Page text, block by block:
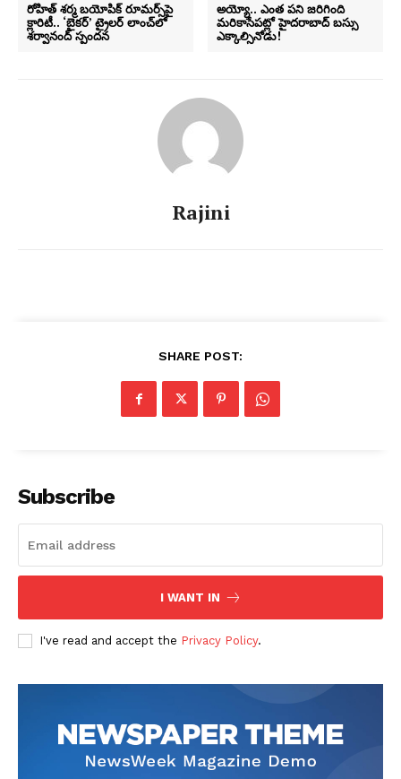
రోహిత్ శర్మ బయోపిక్ రూమర్స్‌పై
క్లారిటీ.. ‘బైకర్’ ట్రైలర్ లాంచ్‌లో
శర్వానంద్ స్పందన
అయ్యో.. ఎంత పని జరిగింది
మరికాసేపట్లో హైదరాబాద్ బస్సు
ఎక్కాల్సినోడు!
Rajini
SHARE POST:
Subscribe
I WANT IN
I've read and accept the Privacy Policy.